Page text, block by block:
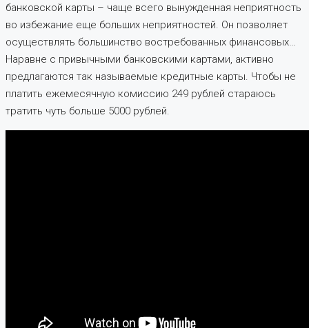
банковской карты – чаще всего вынужденная неприятность
во избежание еще больших неприятностей. Он позволяет
осуществлять большинство востребованных финансовых…
Наравне с привычными банковскими картами, активно
предлагаются так называемые кредитные карты. Чтобы не
платить ежемесячную комиссию 249 рублей стараюсь
тратить чуть больше 5000 рублей.